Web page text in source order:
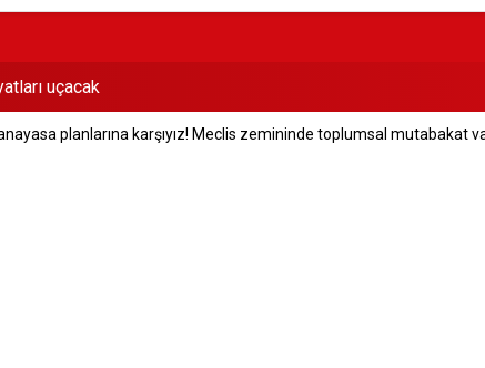
uçacak
öldü planlarına karşıyız! Meclis zemininde toplumsal mutabakat